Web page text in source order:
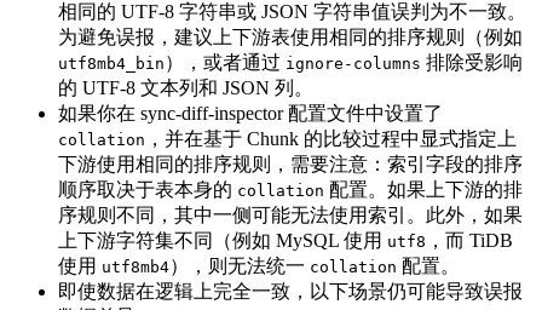
相同的 UTF-8 字符串或 JSON 字符串值误判为不一致。
为避免误报，建议上下游表使用相同的排序规则（例如
utf8mb4_bin ），或者通过 ignore-columns 排除受影响
的 UTF-8 文本列和 JSON 列。
如果你在 sync-diff-inspector 配置文件中设置了
collation ，并在基于 Chunk 的比较过程中显式指定上
下游使用相同的排序规则，需要注意：索引字段的排序
顺序取决于表本身的 collation 配置。如果上下游的排
序规则不同，其中一侧可能无法使用索引。此外，如果
上下游字符集不同（例如 MySQL 使用 utf8 ，而 TiDB
使用 utf8mb4），则无法统一 collation 配置。
即使数据在逻辑上完全一致，以下场景仍可能导致误报